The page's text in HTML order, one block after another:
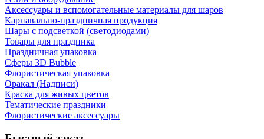
Аксессуары и вспомогательные материалы для шаров
Карнавально-праздничная продукция
Шары с подсветкой (светодиодами)
Товары для праздника
Праздничная упаковка
Сферы 3D Bubble
Флористическая упаковка
Оракал (Надписи)
Краска для живых цветов
Тематические праздники
Флористические аксессуары